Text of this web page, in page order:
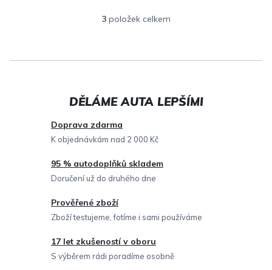
O
l
a
í
p
r
y
v
ý
3 položek celkem
Doprava zdarma
K objednávkám nad 2 000 Kč
95 % autodoplňků skladem
Doručení už do druhého dne
Prověřené zboží
Zboží testujeme, fotíme i sami používáme
17 let zkušeností v oboru
S výběrem rádi poradíme osobně